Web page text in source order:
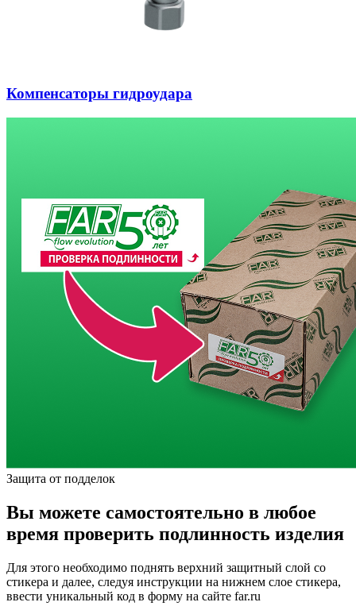
Компенсаторы гидроудара
Защита от подделок
Вы можете самостоятельно в любое
время проверить подлинность изделия
Для этого необходимо поднять верхний защитный слой со
стикера и далее, следуя инструкции на нижнем слое стикера,
ввести уникальный код в форму на сайте far.ru